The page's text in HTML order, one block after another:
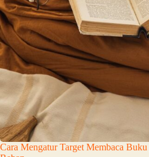
Cara Mengatur Target Membaca